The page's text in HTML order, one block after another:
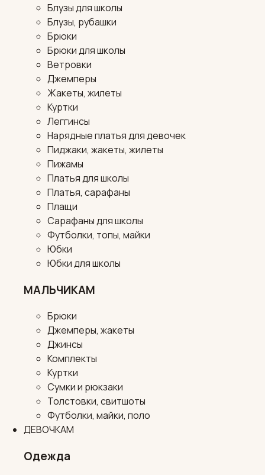
Блузы для школы
Блузы, рубашки
Брюки
Брюки для школы
Ветровки
Джемперы
Жакеты, жилеты
Куртки
Леггинсы
Нарядные платья для девочек
Пиджаки, жакеты, жилеты
Пижамы
Платья для школы
Платья, сарафаны
Плащи
Сарафаны для школы
Футболки, топы, майки
Юбки
Юбки для школы
МАЛЬЧИКАМ
Брюки
Джемперы, жакеты
Джинсы
Комплекты
Куртки
Сумки и рюкзаки
Толстовки, свитшоты
Футболки, майки, поло
ДЕВОЧКАМ
Одежда